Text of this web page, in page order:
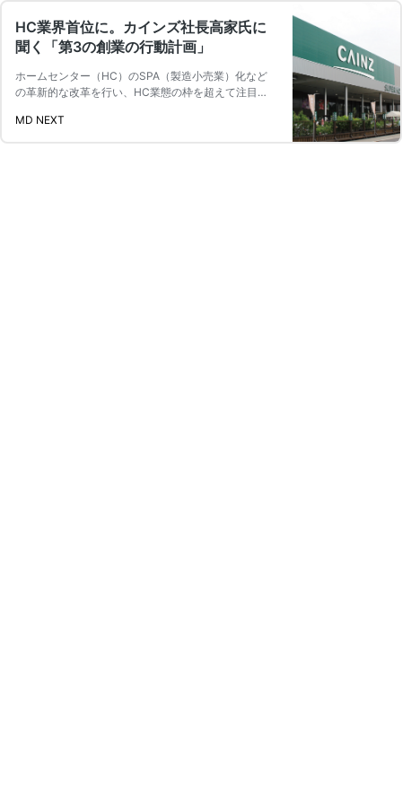
HC業界首位に。カインズ社長高家氏に
聞く「第3の創業の行動計画」
ホームセンター（HC）のSPA（製造小売業）化など
の革新的な改革を行い、HC業態の枠を超えて注目さ
MD NEXT